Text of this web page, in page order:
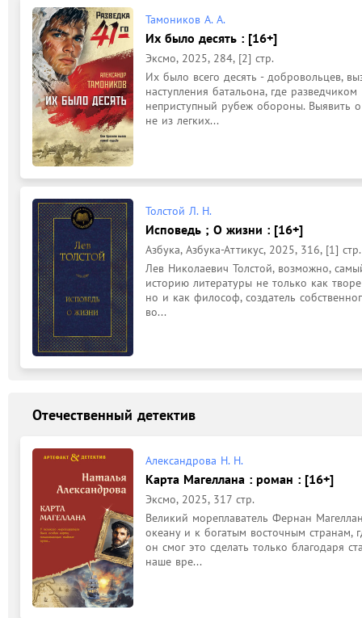
Тамоников А. А.
Их было десять : [16+]
Эксмо, 2025, 284, [2] стр.
Их было всего десять - добровольцев,
наступления батальона, где
неприступный рубеж обороны. Выявить
не из легких...
Толстой Л. Н.
Исповедь ; О жизни : [16+]
Азбука, Азбука-Аттикус, 2025, 316, [1] стр.
Лев Николаевич Толстой, возможно,
историю литературы не только как
но и как философ, создатель
во...
Отечественный детектив
Александрова Н. Н.
Карта Магеллана : роман : [16+]
Эксмо, 2025, 317 стр.
Великий мореплаватель Фернан
океану и к богатым восточным странам,
он смог это сделать только благодаря
наше вре...